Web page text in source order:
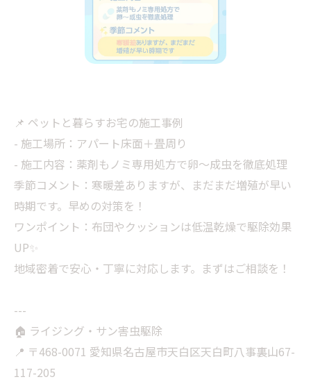
📌 ペットと暮らすお宅の施工事例
- 施工場所：アパート床面＋畳周り
- 施工内容：薬剤もノミ専用処方で卵〜成虫を徹底処理
季節コメント：寒暖差ありますが、まだまだ増殖が早い
時期です。早めの対策を！
ワンポイント：布団やクッションは低温乾燥で駆除効果
UP✨
地域密着で安心・丁寧に対応します。まずはご相談を！
---
🏠 ライジング・サン害虫駆除
📍 〒468-0071 愛知県名古屋市天白区天白町八事裏山67-
117-205